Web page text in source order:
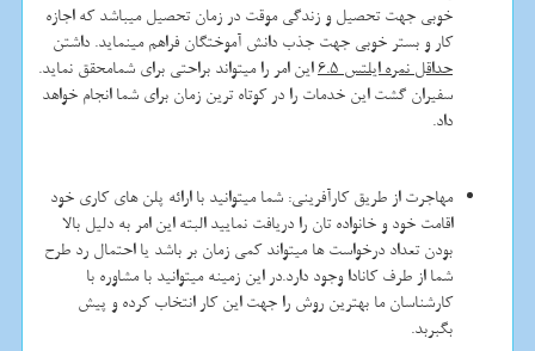
خوبی جهت تحصیل و زندگی موقت در زمان تحصیل میباشد که اجازه
کار و بستر خوبی جهت جذب دانش آموختگان فراهم مینماید. داشتن
حداقل نمره ایلتس 6.5
این امر را میتواند براحتی برای شمامحقق نماید.
سفیران گشت این خدمات را در کوتاه ترین زمان برای شما انجام خواهد
داد.
مهاجرت از طریق کارآفرینی: شما میتوانید با ارائه پلن های کاری خود
اقامت خود و خانواده تان را دریافت نمایید البته این امر به دلیل بالا
بودن تعداد درخواست ها میتواند کمی زمان بر باشد یا احتمال رد طرح
شما از طرف کانادا وجود دارد.در این زمینه میتوانید با مشاوره با
کارشناسان ما بهترین روش را جهت این کار انتخاب کرده و پیش
بگبربد.